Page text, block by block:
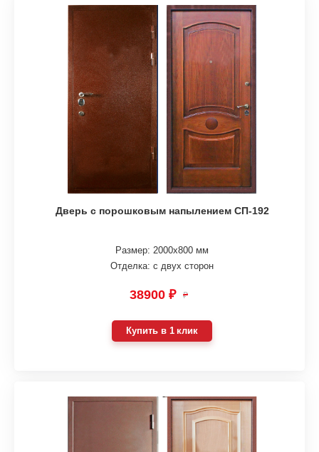
Дверь с порошковым напылением СП-192
Размер: 2000х800 мм
Отделка: с двух сторон
38900 ₽ ₽
Купить в 1 клик